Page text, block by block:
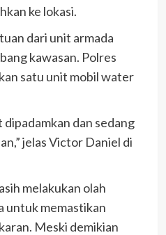
ke lokasi.
dari unit armada
kawasan. Polres
satu unit mobil water
dipadamkan dan sedang
jelas Victor Daniel di
melakukan olah
untuk memastikan
Meski demikian